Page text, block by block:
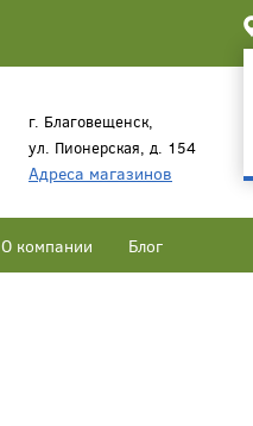
г. Благовещенск,
ул. Пионерская, д. 154
Адреса магазинов
О компании Блог